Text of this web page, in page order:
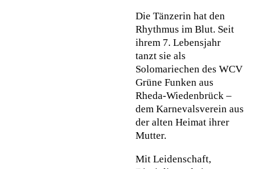
Die Tänzerin hat den
Rhythmus im Blut. Seit
ihrem 7. Lebensjahr
tanzt sie als
Solomariechen des WCV
Grüne Funken aus
Rheda-Wiedenbrück –
dem Karnevalsverein aus
der alten Heimat ihrer
Mutter.
Mit Leidenschaft,